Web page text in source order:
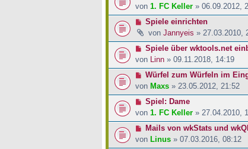
von 1. FC Keller » 06.09.2012,
Spiele einrichten
von Jannyeis » 27.03.2010,
Spiele über wktools.net
von
Linn » 09.11.2018, 14:19
Würfel zum Würfeln im
von Maxs » 23.05.2012, 21:52
Spiel: Dame
von 1. FC Keller » 27.04.2010,
Mails von wkStats und
von Linus » 07.03.2016, 08:12